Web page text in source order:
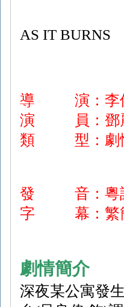
AS IT BURNS
導 演：李
演 員：鄧麗
類 型：劇
發 音：粵
字 幕：繁簡
劇情簡介
深夜某公寓發